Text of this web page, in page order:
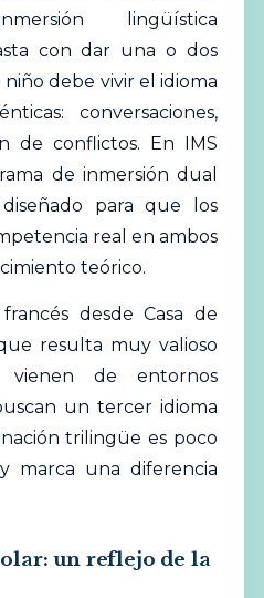
lingüística
con dar una o dos
niño debe vivir el idioma
conversaciones,
de conflictos. En IMS
de inmersión dual
para que los
real en ambos
teórico.
desde Casa de
resulta muy valioso
vienen de entornos
un tercer idioma
trilingüe es poco
marca una diferencia
un reflejo de la